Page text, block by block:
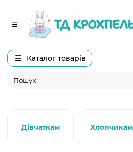
Каталог товарів
Дівчаткам Хлопчикам